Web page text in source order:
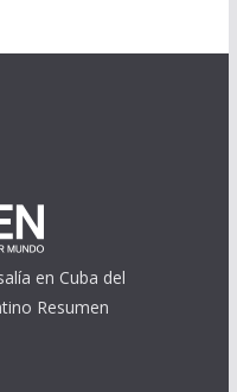
en Cuba del
Resumen